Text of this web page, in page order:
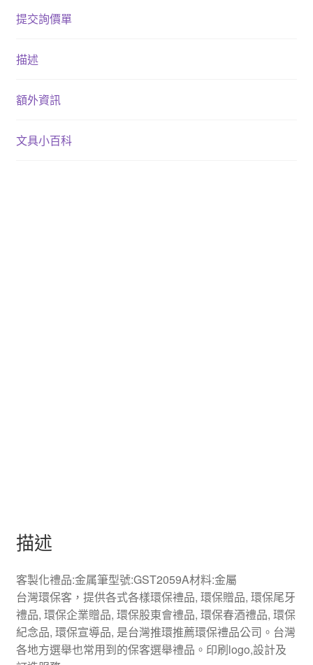
提交詢價單
描述
額外資訊
文具小百科
描述
客製化禮品:金属筆型號:GST2059A材料:金屬
台灣環保客，提供各式各樣環保禮品, 環保贈品, 環保尾牙
禮品, 環保企業贈品, 環保股東會禮品, 環保春酒禮品, 環保
紀念品, 環保宣導品, 是台灣推環推薦環保禮品公司。台灣
各地方選舉也常用到的保客選舉禮品。印刷logo,設計及